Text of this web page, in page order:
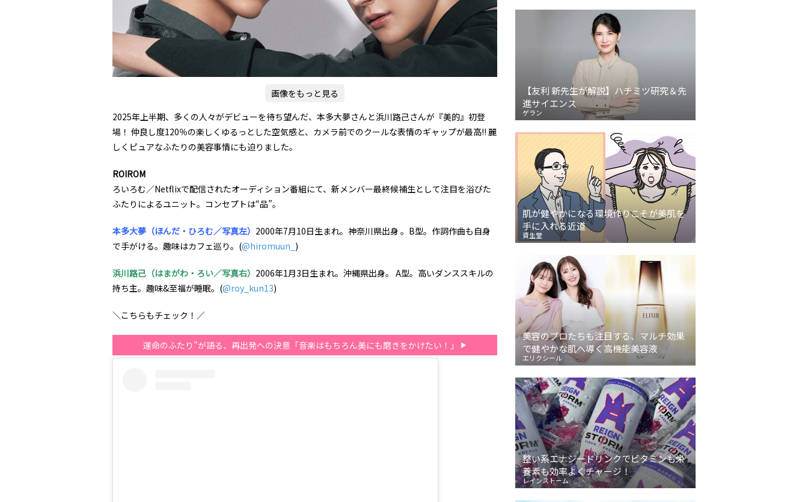
画像をもっと見る
2025年上半期、多くの人々がデビューを待ち望んだ、本多大夢さんと浜川路己さんが『美的』初登
場！ 仲良し度120％の楽しくゆるっとした空気感と、カメラ前でのクールな表情のギャップが最高!! 麗
しくピュアなふたりの美容事情にも迫りました。
ROIROM
ろいろむ／Netflixで配信されたオーディション番組にて、新メンバー最終候補生として注目を浴びた
ふたりによるユニット。コンセプトは“品”。
本多大夢（ほんだ・ひろむ／写真左） 2000年7月10日生まれ。 神奈川県出身 。B型。作詞作曲も自身
で手がける。趣味はカフェ巡り。(@hiromuun_ )
浜川路己（はまがわ・ろい／写真右） 2006年1月3日生まれ。 沖縄県出身。 A型。高いダンススキルの
持ち主。趣味&至福が睡眠。(@roy_kun13)
＼こちらもチェック！／
運命のふたり”が語る、再出発への決意「音楽はもちろん美にも磨きをかけたい！」
【友利 新先生が解説】ハチミツ研究＆先
進サイエンス
ゲラン
肌が健やかになる環境作りこそが美肌を
手に入れる近道
資生堂
美容のプロたちも注目する、マルチ効果
で健やかな肌へ導く高機能美容液
エリクシール
整い系エナジードリンクでビタミンも栄
養素も効率よくチャージ！
レインストーム